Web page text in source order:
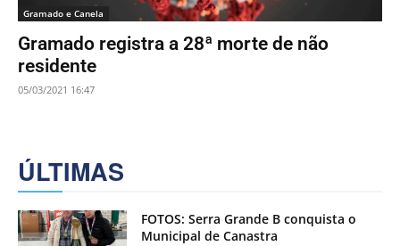
Gramado e Canela
Gramado registra a 28ª morte de não
residente
05/03/2021 16:47
ÚLTIMAS
FOTOS: Serra Grande B conquista o
Municipal de Canastra